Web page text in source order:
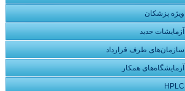
ویژه پزشکان
آزمایشات جدید
سازمان‌های طرف قرارداد
آزمایشگاه‌های همکار
HPLC